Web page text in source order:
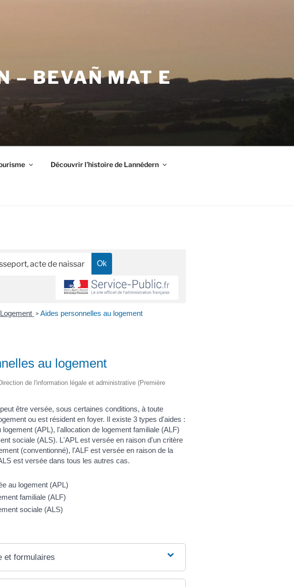
– BEVAÑ MAT E
Découvrir l’histoire de Lannédern
Logement >Aides personnelles au logement
au logement
de l'information légale et administrative (Première
être versée, sous certaines conditions, à toute
ou est résident en foyer. Il existe 3 types d'aides :
logement (APL), l'allocation de logement familiale (ALF)
sociale (ALS). L'APL est versée en raison d'un critère
(conventionné), l'ALF est versée en raison de la
est versée dans tous les autres cas.
au logement (APL)
familiale (ALF)
sociale (ALS)
et formulaires